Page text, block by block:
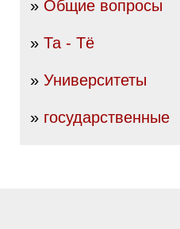
» Общие вопросы
» Та - Тё
» Университеты
» государственные